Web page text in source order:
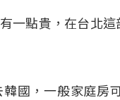
一點貴，在台北
國，一般家庭房